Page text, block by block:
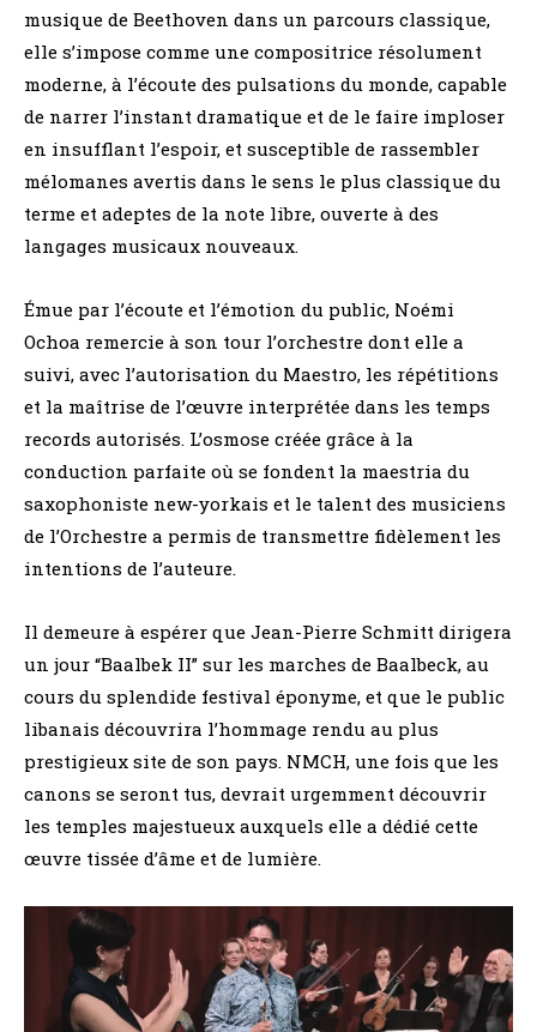
musique de Beethoven dans un parcours classique,
elle s’impose comme une compositrice résolument
moderne, à l’écoute des pulsations du monde, capable
de narrer l’instant dramatique et de le faire imploser
en insufflant l’espoir, et susceptible de rassembler
mélomanes avertis dans le sens le plus classique du
terme et adeptes de la note libre, ouverte à des
langages musicaux nouveaux.
Émue par l’écoute et l’émotion du public, Noémi
Ochoa remercie à son tour l’orchestre dont elle a
suivi, avec l’autorisation du Maestro, les répétitions
et la maîtrise de l’œuvre interprétée dans les temps
records autorisés. L’osmose créée grâce à la
conduction parfaite où se fondent la maestria du
saxophoniste new-yorkais et le talent des musiciens
de l’Orchestre a permis de transmettre fidèlement les
intentions de l’auteure.
Il demeure à espérer que Jean-Pierre Schmitt dirigera
un jour “Baalbek II” sur les marches de Baalbeck, au
cours du splendide festival éponyme, et que le public
libanais découvrira l’hommage rendu au plus
prestigieux site de son pays. NMCH, une fois que les
canons se seront tus, devrait urgemment découvrir
les temples majestueux auxquels elle a dédié cette
œuvre tissée d’âme et de lumière.